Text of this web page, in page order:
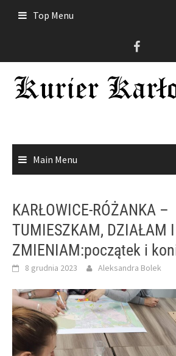
Top Menu
Main Menu
KARŁOWICE-RÓŻANKA –
TUMIESZKAM, DZIAŁAM I
ZMIENIAM:początek i
8 grudnia 2023 Aleksandra Bolek